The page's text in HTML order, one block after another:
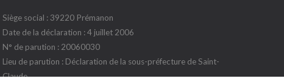
Siège social : 39220 Prémanon
Date de la déclaration : 4 juillet 2006
N° de parution : 20060030
Lieu de parution : Déclaration de la sous-préfecture de Saint-
Claude